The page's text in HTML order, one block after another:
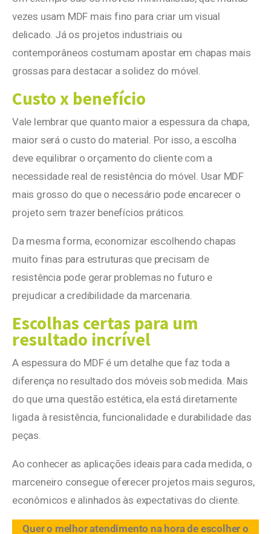
vezes usam MDF mais fino para criar um visual
delicado. Já os projetos industriais ou
contemporâneos costumam apostar em chapas mais
grossas para destacar a solidez do móvel.
Custo x benefício
Vale lembrar que quanto maior a espessura da chapa,
maior será o custo do material. Por isso, a escolha
deve equilibrar o orçamento do cliente com a
necessidade real de resistência do móvel. Usar MDF
mais grosso do que o necessário pode encarecer o
projeto sem trazer benefícios práticos.
Da mesma forma, economizar escolhendo chapas
muito finas para estruturas que precisam de
resistência pode gerar problemas no futuro e
prejudicar a credibilidade da marcenaria.
Escolhas certas para um
resultado incrível
A espessura do MDF é um detalhe que faz toda a
diferença no resultado dos móveis sob medida. Mais
do que uma questão estética, ela está diretamente
ligada à resistência, funcionalidade e durabilidade das
peças.
Ao conhecer as aplicações ideais para cada medida, o
marceneiro consegue oferecer projetos mais seguros,
econômicos e alinhados às expectativas do cliente.
Quer o melhor atendimento na hora de escolher o